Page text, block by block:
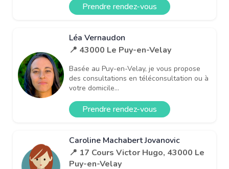
Prendre rendez-vous
Léa Vernaudon
📍 43000 Le Puy-en-Velay
Basée au Puy-en-Velay, je vous propose
des consultations en téléconsultation ou à
votre domicile...
Prendre rendez-vous
Caroline Machabert Jovanovic
📍 17 Cours Victor Hugo, 43000 Le
Puy-en-Velay